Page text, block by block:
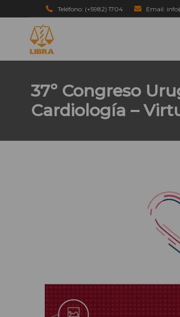
Teléfono: (+5982) 1704 Email:
37º Congreso
Cardiología –